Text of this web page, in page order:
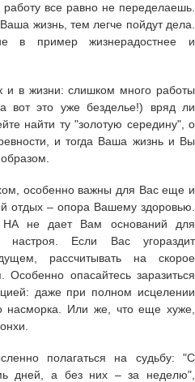
все равно не переделаешь.
жизнь, тем легче пойдут дела.
пример жизнерадостнее и
и в жизни: слишком много работы
вот это уже безделье!) вряд ли
найти ту "золотую середину", о
и тогда Ваша жизнь и Вы
особенно важны для Вас еще и
отдых – опора Вашему здоровью.
не дает Вам оснований для
настроя. Если Вас угораздит
рассчитывать на скорое
Особенно опасайтесь заразиться
даже при полном исцелении
насморка. Или же, что еще хуже,
полагаться на судьбу: "С
дней, а без них – за неделю",